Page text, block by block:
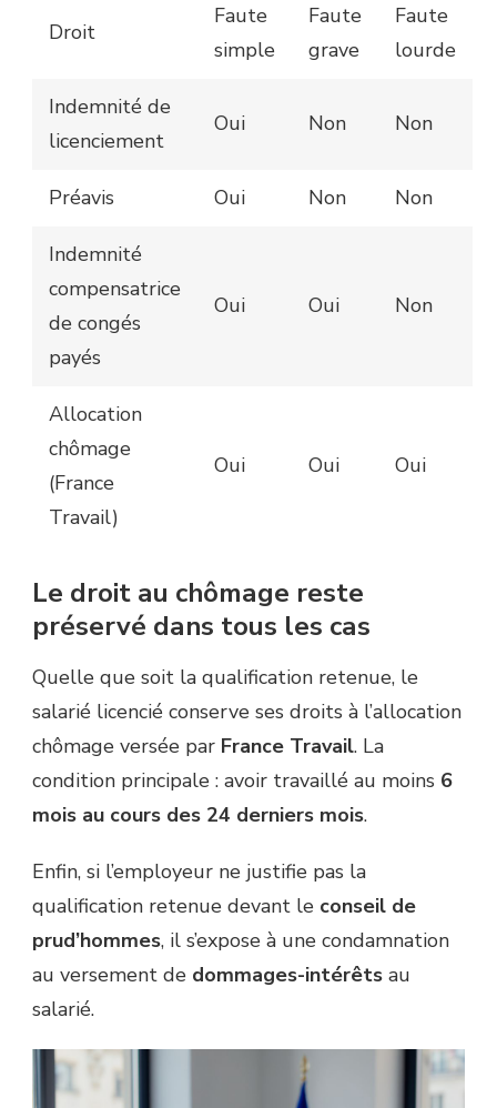
Droit
Faute
simple
Faute
grave
Faute
lourde
Indemnité de
licenciement
Oui Non Non
Préavis Oui Non Non
Indemnité
compensatrice
de congés
payés
Oui Oui Non
Allocation
chômage
(France
Travail)
Oui Oui Oui
Le droit au chômage reste
préservé dans tous les cas
Quelle que soit la qualification retenue, le
salarié licencié conserve ses droits à l’allocation
chômage versée par France Travail. La
condition principale : avoir travaillé au moins 6
mois au cours des 24 derniers mois.
Enfin, si l’employeur ne justifie pas la
qualification retenue devant le conseil de
prud’hommes, il s’expose à une condamnation
au versement de dommages-intérêts au
salarié.